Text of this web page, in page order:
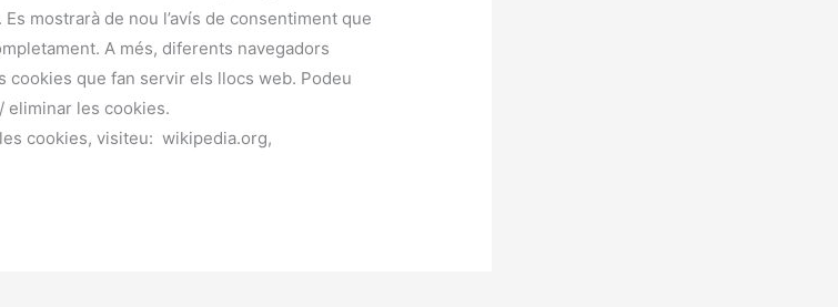
mostrarà de nou l’avís de consentiment que
A més, diferents navegadors
que fan servir els llocs web. Podeu
eliminar les cookies.
cookies, visiteu: wikipedia.org,